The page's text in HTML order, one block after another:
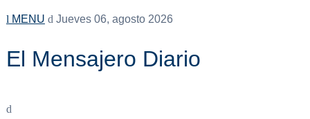
MENU Jueves 06, agosto 2026
El Mensajero Diario